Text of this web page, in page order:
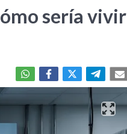
sería vivir